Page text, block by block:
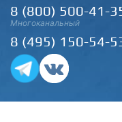
8 (800) 500-41-
Многоканальный
8 (495) 150-54-